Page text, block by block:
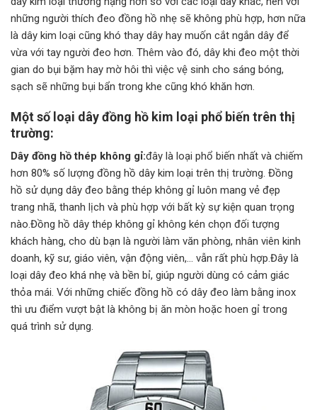
những người thích đeo đồng hồ nhẹ sẽ không phù hợp, hơn nữa
là dây kim loại cũng khó thay dây hay muốn cắt ngắn dây để
vừa với tay người đeo hơn. Thêm vào đó, dây khi đeo một thời
gian do bụi bặm hay mờ hôi thì việc vệ sinh cho sáng bóng,
sạch sẽ những bụi bẩn trong khe cũng khó khăn hơn.
Một số loại dây đồng hồ kim loại phổ biến trên thị
trường:
Dây đồng hồ thép không gỉ:đây là loại phổ biến nhất và chiếm
hơn 80% số lượng đồng hồ dây kim loại trên thị trường. Đồng
hồ sử dụng dây đeo bằng thép không gỉ luôn mang vẻ đẹp
trang nhã, thanh lịch và phù hợp với bất kỳ sự kiện quan trọng
nào.Đồng hồ dây thép không gỉ không kén chọn đối tượng
khách hàng, cho dù bạn là người làm văn phòng, nhân viên kinh
doanh, kỹ sư, giáo viên, vận động viên,… vẫn rất phù hợp.Đây là
loại dây đeo khá nhẹ và bền bỉ, giúp người dùng có cảm giác
thỏa mái. Với những chiếc đồng hồ có dây đeo làm bằng inox
thì ưu điểm vượt bật là không bị ăn mòn hoặc hoen gỉ trong
quá trình sử dụng.